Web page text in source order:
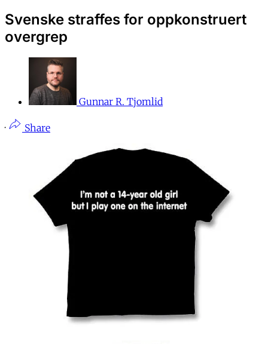
Svenske straffes for oppkonstruert
overgrep
Gunnar R. Tjomlid
· Share